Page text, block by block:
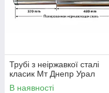
Трубі з неіржавкої сталі
класик Мт Днепр Урал
В наявності